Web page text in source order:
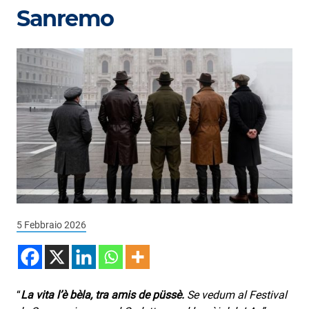
3xTe
Interviste
Playlist
Novità
Subasio Playlist
Web Radio
Radio Subasio
Radio Subasio +
Radio Subasio Disco Club
Radio Suby
Sanremo
5 Febbraio 2026
“La vita l’è bèla, tra amis de püssè. Se vedum al Festival